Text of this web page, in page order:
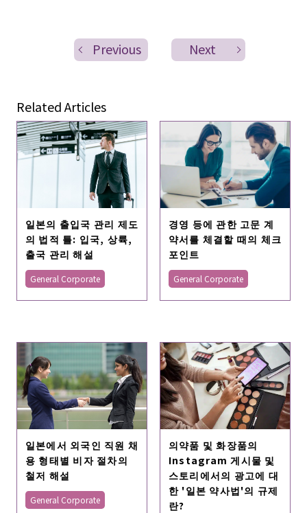
Previous Next
Related Articles
일본의 출입국 관리 제도
의 법적 틀: 입국, 상륙,
출국 관리 해설
General Corporate
경영 등에 관한 고문 계
약서를 체결할 때의 체크
포인트
General Corporate
일본에서 외국인 직원 채
용 형태별 비자 절차의
철저 해설
General Corporate
의약품 및 화장품의
Instagram 게시물 및
스토리에서의 광고에 대
한 '일본 약사법'의 규제
란?